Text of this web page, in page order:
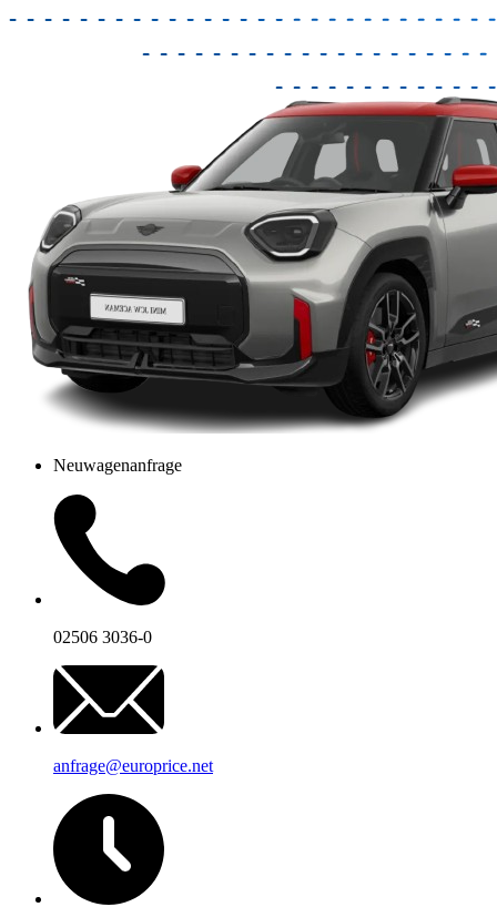
Neuwagenanfrage
02506 3036-0
anfrage@europrice.net